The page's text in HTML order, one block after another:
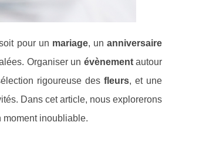
pour un mariage, unanniversaire
Organiser un évènementautour
rigoureuse desfleurs, et une
Dans cet article, nous explorerons
moment inoubliable.